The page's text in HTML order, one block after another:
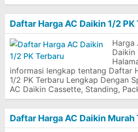
Daftar Harga AC Daikin 1/2 PK
Harga
Daikin
informasi lengkap tentang Daftar
1/2 PK Terbaru Lengkap Dengan
AC Daikin Cassette, Standing,
Daftar Harga AC Daikin Murah